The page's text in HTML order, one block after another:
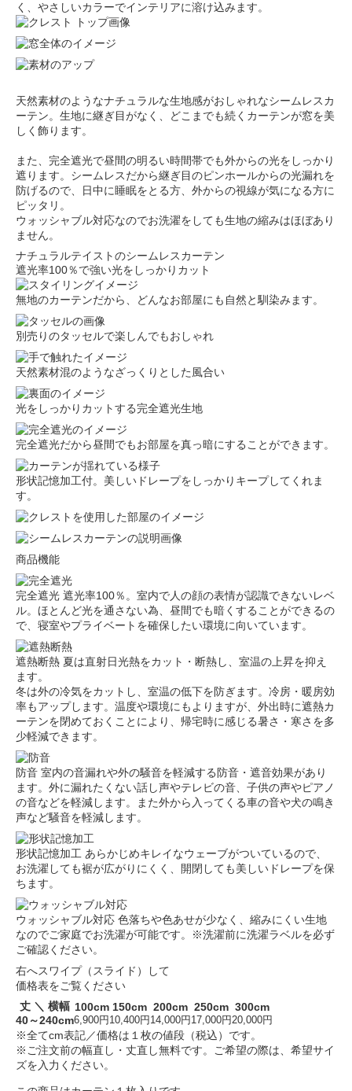
く、やさしいカラーでインテリアに溶け込みます。
天然素材のようなナチュラルな生地感がおしゃれなシームレスカ
ーテン。生地に継ぎ目がなく、どこまでも続くカーテンが窓を美
しく飾ります。
また、完全遮光で昼間の明るい時間帯でも外からの光をしっかり
遮ります。シームレスだから継ぎ目のピンホールからの光漏れを
防げるので、日中に睡眠をとる方、外からの視線が気になる方に
ピッタリ。
ウォッシャブル対応なのでお洗濯をしても生地の縮みはほぼあり
ません。
ナチュラルテイストのシームレスカーテン
遮光率100％で強い光をしっかりカット
無地のカーテンだから、どんなお部屋にも自然と馴染みます。
別売りのタッセルで楽しんでもおしゃれ
天然素材混のようなざっくりとした風合い
光をしっかりカットする完全遮光生地
完全遮光だから昼間でもお部屋を真っ暗にすることができます。
形状記憶加工付。美しいドレープをしっかりキープしてくれま
す。
商品機能
完全遮光 遮光率100％。室内で人の顔の表情が認識できないレベ
ル。ほとんど光を通さない為、昼間でも暗くすることができるの
で、寝室やプライベートを確保したい環境に向いています。
遮熱断熱 夏は直射日光熱をカット・断熱し、室温の上昇を抑え
ます。
冬は外の冷気をカットし、室温の低下を防ぎます。冷房・暖房効
率もアップします。温度や環境にもよりますが、外出時に遮熱カ
ーテンを閉めておくことにより、帰宅時に感じる暑さ・寒さを多
少軽減できます。
防音 室内の音漏れや外の騒音を軽減する防音・遮音効果があり
ます。外に漏れたくない話し声やテレビの音、子供の声やピアノ
の音などを軽減します。また外から入ってくる車の音や犬の鳴き
声など騒音を軽減します。
形状記憶加工 あらかじめキレイなウェーブがついているので、
お洗濯しても裾が広がりにくく、開閉しても美しいドレープを保
ちます。
ウォッシャブル対応 色落ちや色あせが少なく、縮みにくい生地
なのでご家庭でお洗濯が可能です。※洗濯前に洗濯ラベルを必ず
ご確認ください。
右へスワイプ（スライド）して
価格表をご覧ください
丈 ＼ 横幅 100cm 150cm 200cm 250cm 300cm
40～240cm6,900円 10,400円 14,000円 17,000円20,000円
※全てcm表記／価格は１枚の値段（税込）です。
※ご注文前の幅直し・丈直し無料です。ご希望の際は、希望サイ
ズを入力ください。